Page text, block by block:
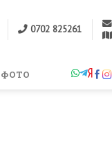
0702 825261
ФОТО